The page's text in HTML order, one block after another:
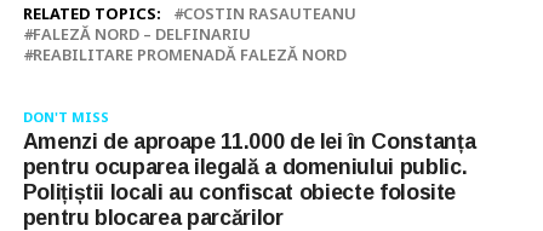
RELATED TOPICS:
COSTIN RASAUTEANU
FALEZĂ NORD – DELFINARIU
REABILITARE PROMENADĂ FALEZĂ NORD
DON'T MISS
Amenzi de aproape 11.000 de lei în Constanța
pentru ocuparea ilegală a domeniului public.
Polițiștii locali au confiscat obiecte folosite
pentru blocarea parcărilor